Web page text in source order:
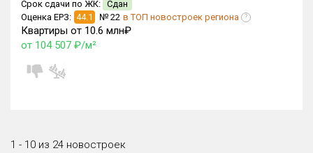
Срок сдачи по ЖК: Сдан
Оценка ЕРЗ: 44.1 № 22 в ТОП новостроек региона ?
Квартиры от 10.6 млн₽
от 104 507 ₽/м²
1 - 10 из 24 новостроек